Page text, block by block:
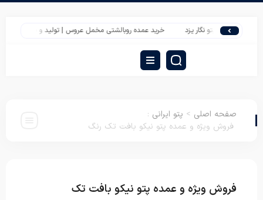
پتو نگار یزد خرید عمده روبالشتی مخمل عروس | تولید و پخش مستقیم از
صفحه اصلی > پتو ایرانی :
فروش ویژه و عمده پتو نیکو بافت تک رنگ
فروش ویژه و عمده پتو نیکو بافت تک